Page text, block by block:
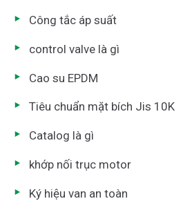
Công tắc áp suất
control valve là gì
Cao su EPDM
Tiêu chuẩn mặt bích Jis 10K
Catalog là gì
khớp nối trục motor
Ký hiệu van an toàn